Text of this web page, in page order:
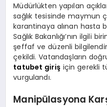
Müdürlükten yapılan
sağlık tesisinde maymun
karantinaya alınan hasta
Sağlık Bakanlığı’nın ilgili
şeffaf ve düzenli
çekildi. Vatandaşların
tatubet giriş için gerekli
vurgulandı.
Manipülasyona